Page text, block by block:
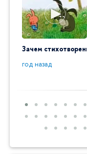
Зачем
год назад